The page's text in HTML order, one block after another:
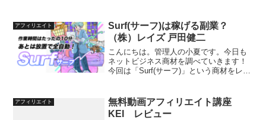
ト）」をレビューしていきます。副業を
紹介する...
アフィリエイト
Surf(サーフ)は稼げる副業？
（株）レイズ 戸田健二
こんにちは。管理人の小夏です。今日も
ネットビジネス商材を調べていきます！
今回は「Surf(サーフ)」という商材をレビ
キャッチフレーズは本当でしょうか。私
はこれまで当ブ...
アフィリエイト
無料動画アフィリエイト講座
KEI レビュー